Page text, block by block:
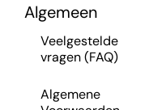
Algemeen
Veelgestelde
vragen (FAQ)
Algemene